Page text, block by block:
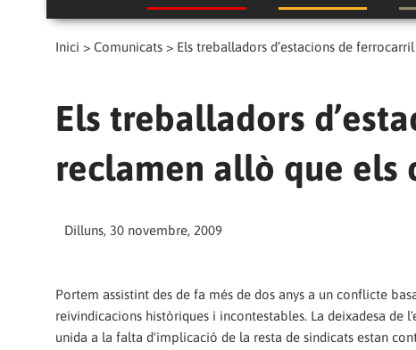
Inici > Comunicats > Els treballadors d’estacions de
Els treballadors
reclamen allò que els
Dilluns, 30 novembre, 2009
Portem assistint des de fa més de dos anys a un conflicte
reivindicacions històriques i incontestables. La deixadesa de
unida a la falta d'implicació de la resta de sindicats estan